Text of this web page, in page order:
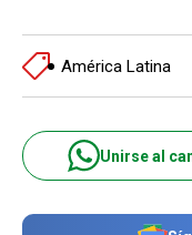
América Latina
Unirse al